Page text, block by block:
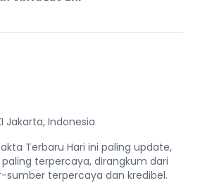
Jakarta, Indonesia
Terbaru Hari ini paling update,
terpercaya, dirangkum dari
sumber terpercaya dan kredibel.